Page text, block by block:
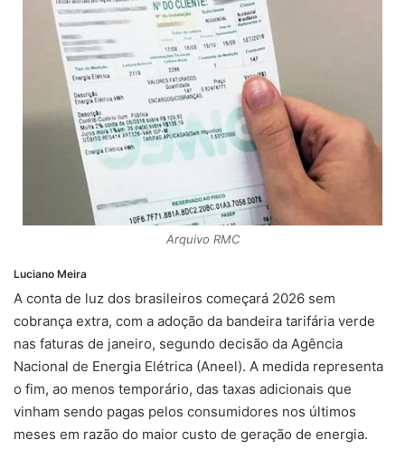
A
e
l
e
g
r
a
c
e
b
o
o
k
h
e
d
s
l
u
e
s
k
y
o
p
y
L
i
n
k
Arquivo RMC
Luciano Meira
A conta de luz dos brasileiros começará 2026 sem
cobrança extra, com a adoção da bandeira tarifária verde
nas faturas de janeiro, segundo decisão da Agência
Nacional de Energia Elétrica (Aneel). A medida representa
o fim, ao menos temporário, das taxas adicionais que
vinham sendo pagas pelos consumidores nos últimos
meses em razão do maior custo de geração de energia.